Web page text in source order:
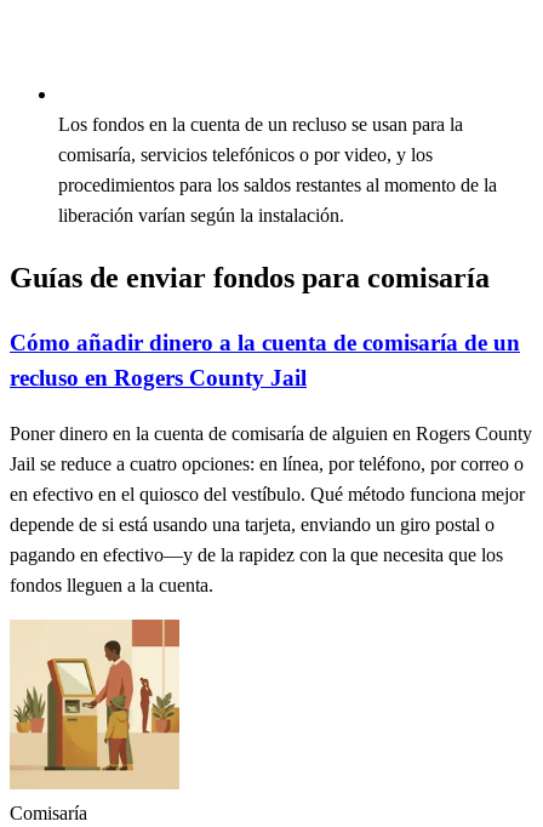
Los fondos en la cuenta de un recluso se usan para la
comisaría, servicios telefónicos o por video, y los
procedimientos para los saldos restantes al momento de la
liberación varían según la instalación.
Guías de enviar fondos para comisaría
Cómo añadir dinero a la cuenta de comisaría de un
recluso en Rogers County Jail
Poner dinero en la cuenta de comisaría de alguien en Rogers County
Jail se reduce a cuatro opciones: en línea, por teléfono, por correo o
en efectivo en el quiosco del vestíbulo. Qué método funciona mejor
depende de si está usando una tarjeta, enviando un giro postal o
pagando en efectivo—y de la rapidez con la que necesita que los
fondos lleguen a la cuenta.
Comisaría